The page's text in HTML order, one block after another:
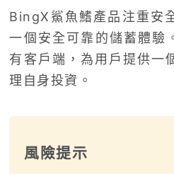
BingX鯊魚鰭產品注重安
一個安全可靠的儲蓄體驗
有客戶端，為用戶提供一
理自身投資。
風險提示